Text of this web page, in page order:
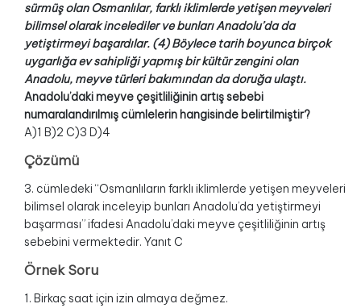
sürmüş olan Osmanlılar, farklı iklimlerde yetişen meyveleri
bilimsel olarak incelediler ve bunları Anadolu’da da
yetiştirmeyi başardılar. (4) Böylece tarih boyunca birçok
uygarlığa ev sahipliği yapmış bir kültür zengini olan
Anadolu, meyve türleri bakımından da doruğa ulaştı.
Anadolu’daki meyve çeşitliliğinin artış sebebi
numaralandırılmış cümlelerin hangisinde belirtilmiştir?
A)1 B)2 C)3 D)4
Çözümü
3. cümledeki “Osmanlıların farklı iklimlerde yetişen meyveleri
bilimsel olarak inceleyip bunları Anadolu’da yetiştirmeyi
başarması” ifadesi Anadolu’daki meyve çeşitliliğinin artış
sebebini vermektedir. Yanıt C
Örnek Soru
1. Birkaç saat için izin almaya değmez.